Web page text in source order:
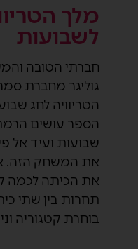
מלך
לשבועות
חברתי הטובה
גוליגר מחברת
הטריוויה לחג
הספר עושים
שבועות ועיד אל
את המשחק הזה.
את הכיתה לכמה
תחרות בין שתי
בוחרת קטגוריה וניקוד. 100-